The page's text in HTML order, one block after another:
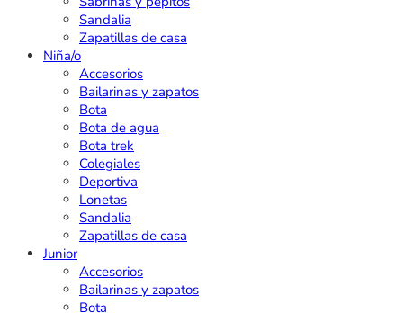
Sandalia
Zapatillas de casa
Niña/o
Accesorios
Bailarinas y zapatos
Bota
Bota de agua
Bota trek
Colegiales
Deportiva
Lonetas
Sandalia
Zapatillas de casa
Junior
Accesorios
Bailarinas y zapatos
Bota